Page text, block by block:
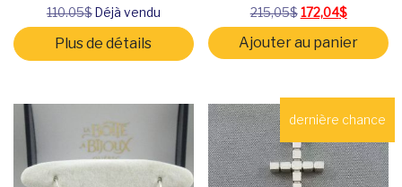
110.05$Déjà vendu
Plus de détails
215,05$ Le prix initial était
172,04$Le prix
Ajouter au panier
dernière chance